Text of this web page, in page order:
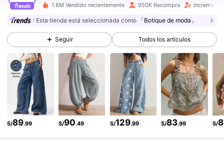
4.83 1.3M Seguidores
1.3M Seguidores
1.3M Seguidores
1.3M Seguidores
1.3M Seguidores
1.8M Vendido recientemente 950K Recompra
Esta tienda está seleccionada como 「Botique de moda」
Seguir Todos los artículos
S/89.99 S/90.49 S/129.99 S/83.99 S/